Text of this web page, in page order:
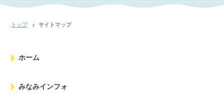
トップ サイトマップ
ホーム
みなみインフォ